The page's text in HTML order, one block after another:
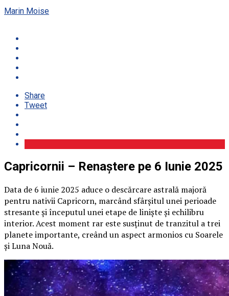
Marin Moise
Share
Tweet
Capricornii – Renaștere pe 6 Iunie 2025
Data de 6 iunie 2025 aduce o descărcare astrală majoră
pentru nativii Capricorn, marcând sfârșitul unei perioade
stresante și începutul unei etape de liniște și echilibru
interior. Acest moment rar este susținut de tranzitul a trei
planete importante, creând un aspect armonios cu Soarele
și Luna Nouă.